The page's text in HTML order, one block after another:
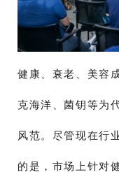
健康、衰老、美容
克海洋、菌钥等为
风范。尽管现在行
的是，市场上针对